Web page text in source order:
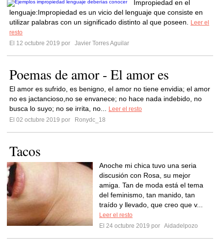
Impropiedad en el
lenguaje:Impropiedad es un vicio del lenguaje que consiste en
utilizar palabras con un significado distinto al que poseen.
Leer el
resto
El 12 octubre 2019 por
Javier Torres Aguilar
Poemas de amor - El amor es
El amor es sufrido, es benigno, el amor no tiene envidia; el amor
no es jactancioso,no se envanece; no hace nada indebido, no
busca lo suyo; no se irrita, no...
Leer el resto
El 02 octubre 2019 por
Ronydc_18
Tacos
Anoche mi chica tuvo una seria
discusión con Rosa, su mejor
amiga. Tan de moda está el tema
del feminismo, tan manido, tan
traído y llevado, que creo que v...
Leer el resto
El 24 octubre 2019 por Aidadelpozo